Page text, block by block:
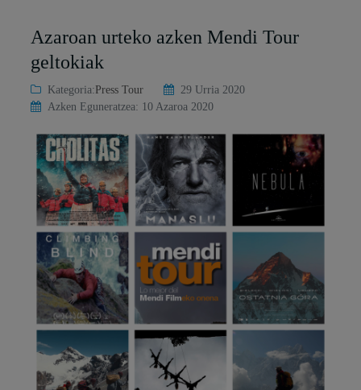
Azaroan urteko azken Mendi Tour
geltokiak
Kategoria:Press Tour
29 Urria 2020
Azken Eguneratzea: 10 Azaroa 2020